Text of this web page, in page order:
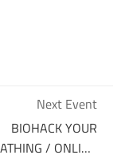
Next Event
BIOHACK YOUR
/ ONLINE